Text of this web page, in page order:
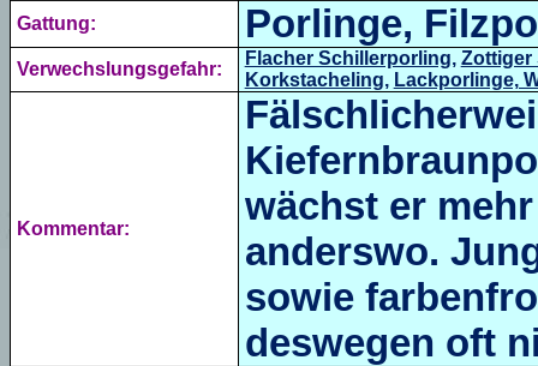
Gattung: Porlinge,
Verwechslungsgefahr:
Flacher Schillerporling, Zottiger
Korkstacheling, Lackporlinge,
Kommentar:
wächst er
anderswo.
sowie
deswegen oft